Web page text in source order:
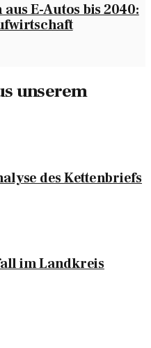
E-Autos bis 2040:
unserem
des Kettenbriefs
im Landkreis